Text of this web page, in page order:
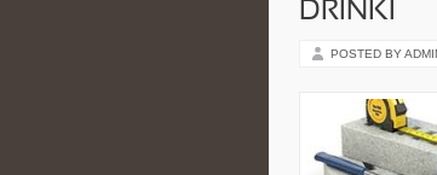
DRINKI
POSTED BY